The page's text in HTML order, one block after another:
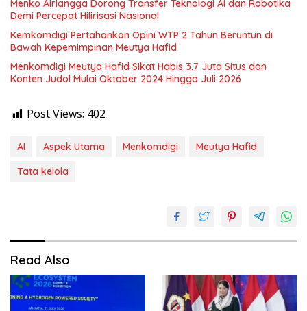
Menko Airlangga Dorong Transfer Teknologi AI dan Robotika
Demi Percepat Hilirisasi Nasional
Kemkomdigi Pertahankan Opini WTP 2 Tahun Beruntun di
Bawah Kepemimpinan Meutya Hafid
Menkomdigi Meutya Hafid Sikat Habis 3,7 Juta Situs dan
Konten Judol Mulai Oktober 2024 Hingga Juli 2026
Post Views: 402
AI Aspek Utama Menkomdigi
Meutya Hafid
Tata kelola
Read Also